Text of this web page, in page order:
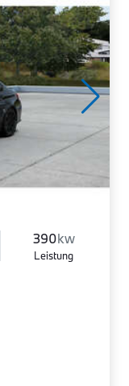
390kw
Leistung